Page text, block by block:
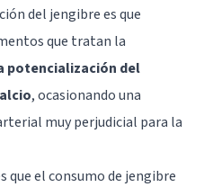
del jengibre es que
que tratan la
potencialización del
, ocasionando una
muy perjudicial para la
el consumo de jengibre